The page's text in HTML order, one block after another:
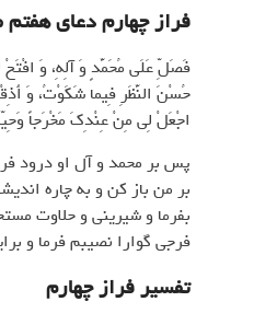
فراز چهارم دعای
فَصَلِّ عَلَى مُحَمَّدٍ وَ آلِهِ، وَ افْتَحْ
حُسْنَ النَّظَرِ فِيما شَكَوْتُ، وَ
اجْعَلْ لِي مِنْ عِنْدِكَ مَخْرَجاً
پس بر محمد و آل او درود
بر من باز کن و به چاره
بفرما و شیرینی و حلاوت
فرجی گوارا نصیبم فرما و
تفسیر فراز چهارم